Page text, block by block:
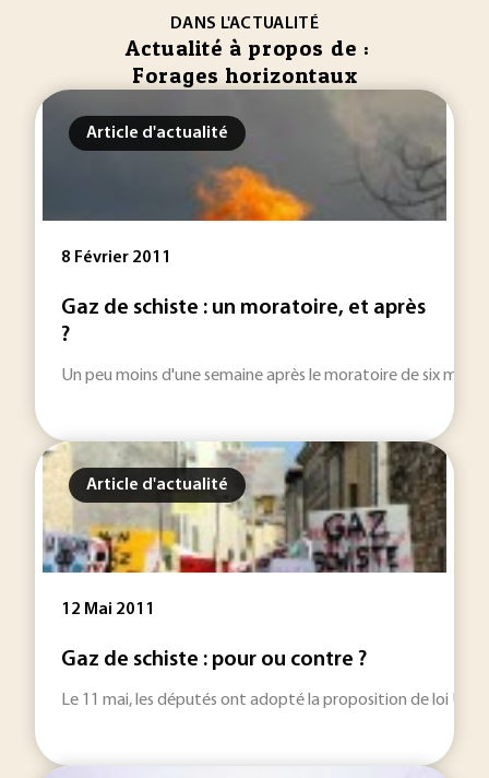
DANS L'ACTUALITÉ
Actualité à propos de :
Forages horizontaux
Article d'actualité
8 Février 2011
Gaz de schiste : un moratoire, et après
?
Un peu moins d'une semaine après le moratoire de six
Article d'actualité
12 Mai 2011
Gaz de schiste : pour ou contre ?
Le 11 mai, les députés ont adopté la proposition de loi